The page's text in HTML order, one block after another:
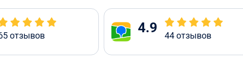
отзывов 4.9 44отзывов